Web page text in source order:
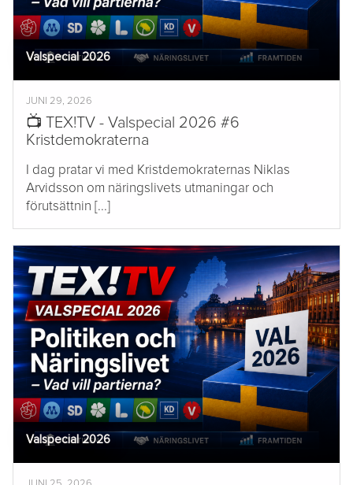
Valspecial 2026
JUNI 29, 2026
📺 TEX!TV - Valspecial 2026 #6
Kristdemokraterna
I dag pratar vi med Kristdemokraternas Niklas
Arvidsson om näringslivets utmaningar och
förutsättnin [...]
Valspecial 2026